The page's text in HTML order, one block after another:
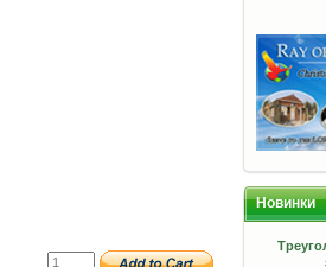
Новинки